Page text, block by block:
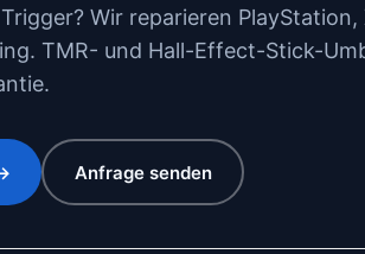
Wir reparieren
TMR- und Hall-Effect-Stick-
Anfrage senden